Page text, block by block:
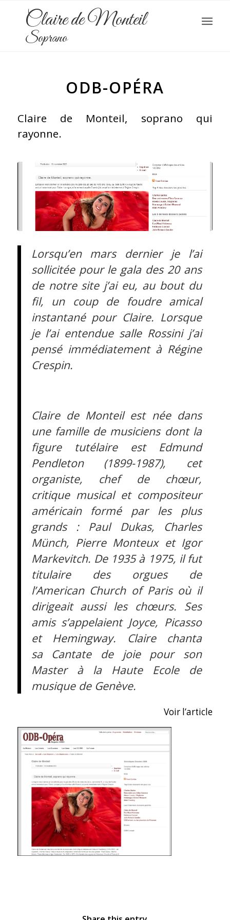
Claire de Monteil
Soprano
ODB-OPÉRA
Claire de Monteil, soprano qui
rayonne.
Lorsqu’en mars dernier je l’ai
sollicitée pour le gala des 20 ans
de notre site j’ai eu, au bout du
fil, un coup de foudre amical
instantané pour Claire. Lorsque
je l’ai entendue salle Rossini j’ai
pensé immédiatement à Régine
Crespin.
Claire de Monteil est née dans
une famille de musiciens dont la
figure tutélaire est Edmund
Pendleton (1899-1987), cet
organiste, chef de chœur,
critique musical et compositeur
américain formé par les plus
grands : Paul Dukas, Charles
Münch, Pierre Monteux et Igor
Markevitch. De 1935 à 1975, il fut
titulaire des orgues de
l’American Church of Paris où il
dirigeait aussi les chœurs. Ses
amis s’appelaient Joyce, Picasso
et Hemingway. Claire chanta
sa Cantate de joie pour son
Master à la Haute Ecole de
musique de Genève.
Voir l’article